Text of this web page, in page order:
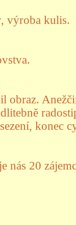
výroba kulis.
obraz.
konec
nás 20